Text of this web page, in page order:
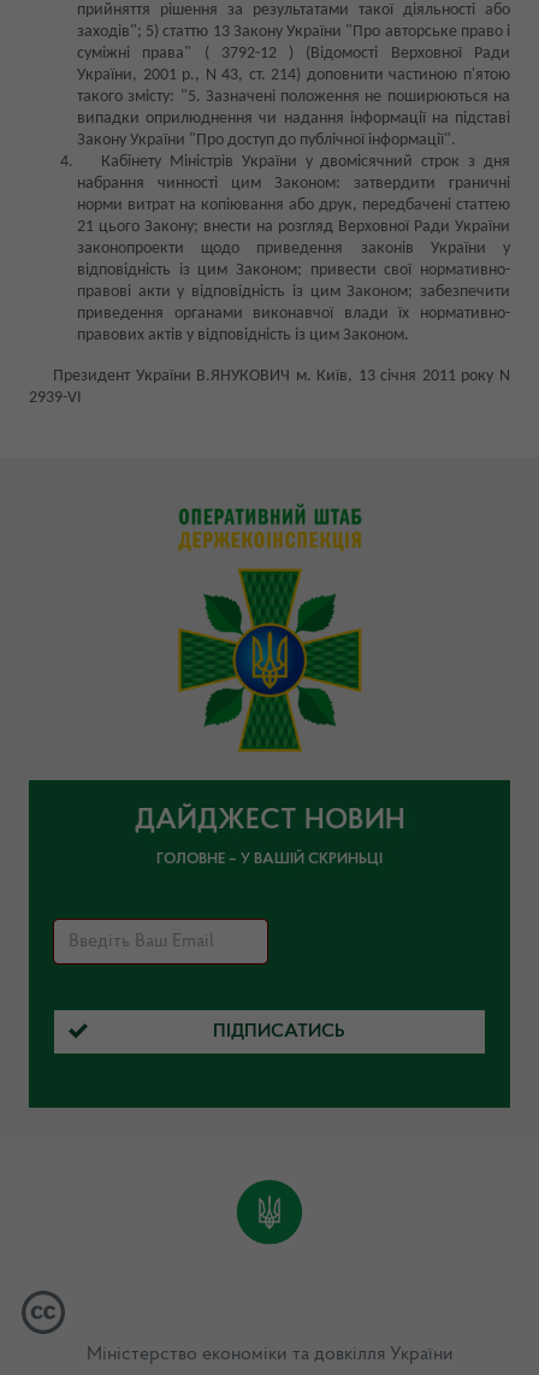
прийняття рішення за результатами такої діяльності або
заходів"; 5) статтю 13 Закону України "Про авторське право і
суміжні права" ( 3792-12 ) (Відомості Верховної Ради
України, 2001 р., N 43, ст. 214) доповнити частиною п'ятою
такого змісту: "5. Зазначені положення не поширюються на
випадки оприлюднення чи надання інформації на підставі
Закону України "Про доступ до публічної інформації".
Кабінету Міністрів України у двомісячний строк з дня
набрання чинності цим Законом: затвердити граничні
норми витрат на копіювання або друк, передбачені статтею
21 цього Закону; внести на розгляд Верховної Ради України
законопроекти щодо приведення законів України у
відповідність із цим Законом; привести свої нормативно-
правові акти у відповідність із цим Законом; забезпечити
приведення органами виконавчої влади їх нормативно-
правових актів у відповідність із цим Законом.
Президент України В.ЯНУКОВИЧ м. Київ, 13 січня 2011 року N
2939-VI
ДАЙДЖЕСТ НОВИН
ГОЛОВНЕ – У ВАШІЙ СКРИНЬЦІ
ПІДПИСАТИСЬ
Міністерство економіки та довкілля України